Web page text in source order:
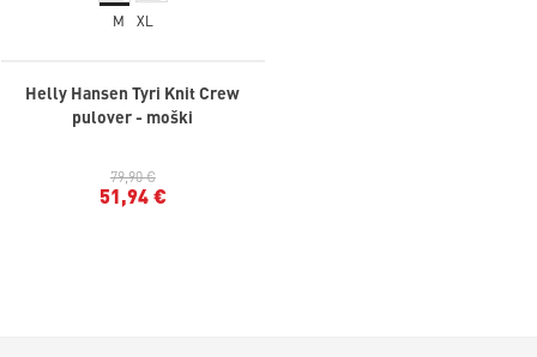
M XL
Helly Hansen Tyri Knit Crew
pulover - moški
79,90 €
51,94 €